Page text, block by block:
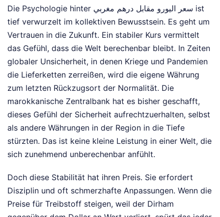
Die Psychologie hinter سعر اليورو مقابل درهم مغربي ist
tief verwurzelt im kollektiven Bewusstsein. Es geht um
Vertrauen in die Zukunft. Ein stabiler Kurs vermittelt
das Gefühl, dass die Welt berechenbar bleibt. In Zeiten
globaler Unsicherheit, in denen Kriege und Pandemien
die Lieferketten zerreißen, wird die eigene Währung
zum letzten Rückzugsort der Normalität. Die
marokkanische Zentralbank hat es bisher geschafft,
dieses Gefühl der Sicherheit aufrechtzuerhalten, selbst
als andere Währungen in der Region in die Tiefe
stürzten. Das ist keine kleine Leistung in einer Welt, die
sich zunehmend unberechenbar anfühlt.
Doch diese Stabilität hat ihren Preis. Sie erfordert
Disziplin und oft schmerzhafte Anpassungen. Wenn die
Preise für Treibstoff steigen, weil der Dirham